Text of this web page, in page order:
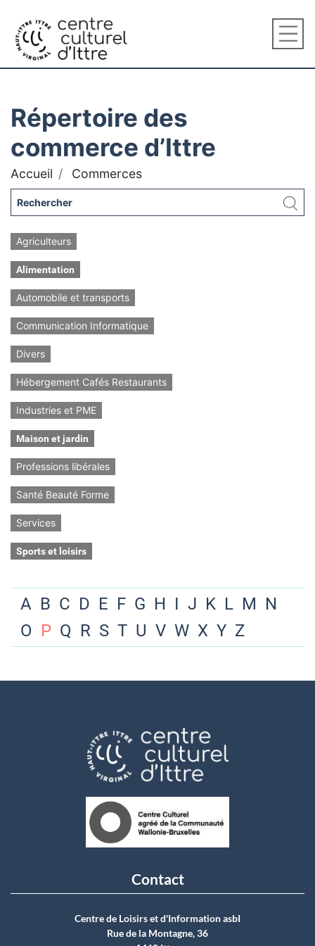
Répertoire des
commerce d’Ittre
Accueil Commerces
Agriculteurs
Alimentation
Automobile et transports
Communication Informatique
Divers
Hébergement Cafés Restaurants
Industries et PME
Maison et jardin
Professions libérales
Santé Beauté Forme
Services
Sports et loisirs
A B C D E F G H I J K L M N
O P Q R S T U V W X Y Z
Contact
Centre de Loisirs et d'Information asbI
Rue de la Montagne, 36